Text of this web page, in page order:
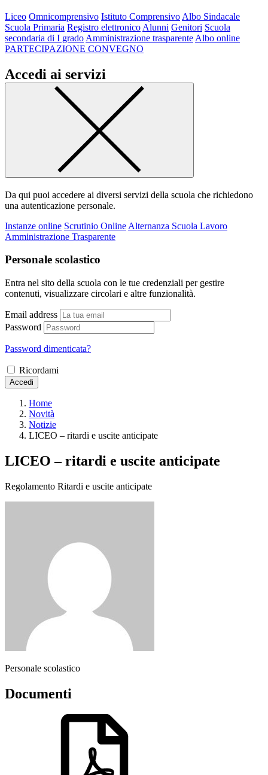
Liceo Omnicomprensivo Istituto Comprensivo Albo Sindacale
Scuola Primaria Registro elettronico Alunni Genitori Scuola
secondaria di I grado Amministrazione trasparente Albo online
PARTECIPAZIONE CONVEGNO
Accedi ai servizi
Da qui puoi accedere ai diversi servizi della scuola che richiedono
una autenticazione personale.
Instanze online Scrutinio Online Alternanza Scuola Lavoro
Amministrazione Trasparente
Personale scolastico
Entra nel sito della scuola con le tue credenziali per gestire
contenuti, visualizzare circolari e altre funzionalità.
Email address
Password
Password dimenticata?
Ricordami
Accedi
Home
Novità
Notizie
LICEO – ritardi e uscite anticipate
LICEO – ritardi e uscite anticipate
Regolamento Ritardi e uscite anticipate
Personale scolastico
Documenti